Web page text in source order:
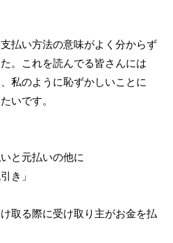
払い方法の意味がよく分からず
。これを読んでる皆さんには
私のように恥ずかしいことに
いです。
と元払いの他に
き」
取る際に受け取り主がお金を払